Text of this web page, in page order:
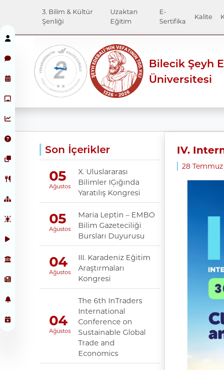
3. Bilim & Kültür
Şenliği
Uzaktan
Eğitim
E-
Sertifika
Kalite
Bilecik Şeyh
Üniversitesi
Son İçerikler
05
Ağustos
X. Uluslararası
Bilimler IĢığında
Yaratılış Kongresi
05
Ağustos
Maria Leptin – EMBO
Bilim Gazeteciliği
Bursları Duyurusu
04
Ağustos
III. Karadeniz Eğitim
Araştırmaları
Kongresi
04
Ağustos
The 6th InTraders
International
Conference on
Sustainable Global
Trade and
Economics
IV.
28